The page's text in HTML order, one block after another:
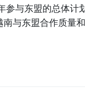
参与东盟的总体计
与东盟合作质量